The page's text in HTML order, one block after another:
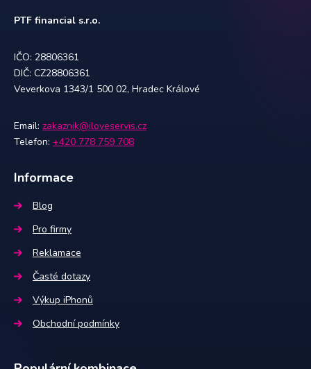
PTF financial s.r.o.
IČO: 28806361
DIČ: CZ28806361
Veverkova 1343/1 500 02, Hradec Králové
Email: zakaznik@iloveservis.cz
Telefon: +420 778 759 708
Informace
Blog
Pro firmy
Reklamace
Časté dotazy
Výkup iPhonů
Obchodní podmínky